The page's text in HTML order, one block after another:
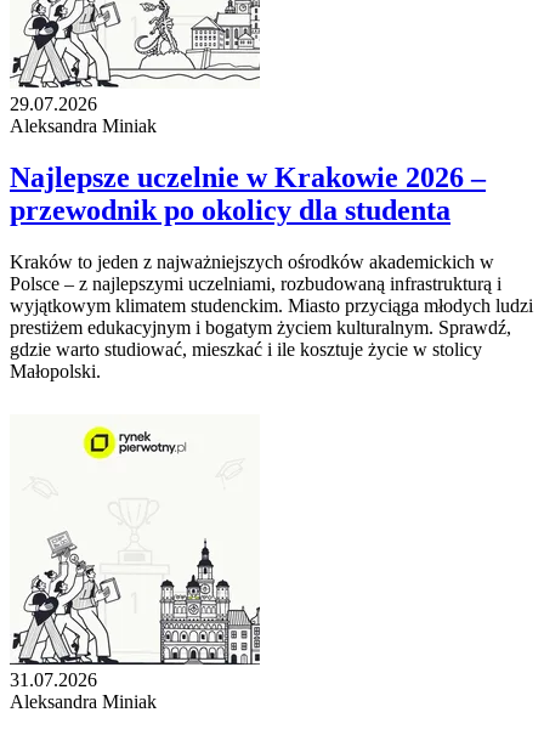
29.07.2026
Aleksandra Miniak
Najlepsze uczelnie w Krakowie 2026 –
przewodnik po okolicy dla studenta
Kraków to jeden z najważniejszych ośrodków akademickich w
Polsce – z najlepszymi uczelniami, rozbudowaną infrastrukturą i
wyjątkowym klimatem studenckim. Miasto przyciąga młodych ludzi
prestiżem edukacyjnym i bogatym życiem kulturalnym. Sprawdź,
gdzie warto studiować, mieszkać i ile kosztuje życie w stolicy
Małopolski.
31.07.2026
Aleksandra Miniak